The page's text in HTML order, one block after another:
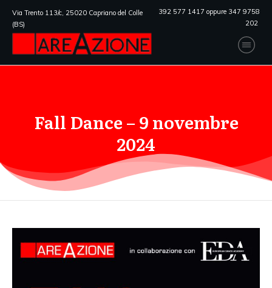
Via Trento 113/c, 25020 Capriano del Colle
(BS)
392 577 1417 oppure 347 9758
202
Fall Dance – 9 novembre
2024